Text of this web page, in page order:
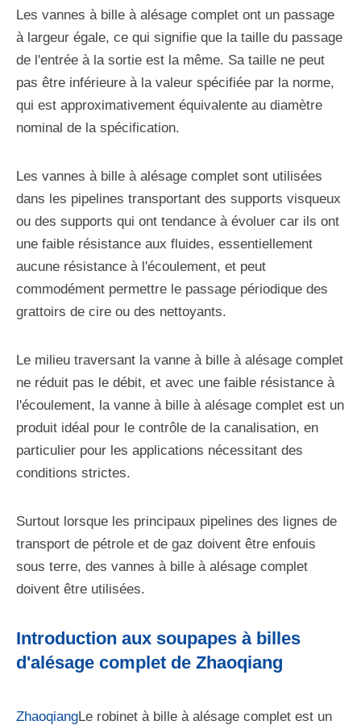
Les vannes à bille à alésage complet ont un passage
à largeur égale, ce qui signifie que la taille du passage
de l'entrée à la sortie est la même. Sa taille ne peut
pas être inférieure à la valeur spécifiée par la norme,
qui est approximativement équivalente au diamètre
nominal de la spécification.
Les vannes à bille à alésage complet sont utilisées
dans les pipelines transportant des supports visqueux
ou des supports qui ont tendance à évoluer car ils ont
une faible résistance aux fluides, essentiellement
aucune résistance à l'écoulement, et peut
commodément permettre le passage périodique des
grattoirs de cire ou des nettoyants.
Le milieu traversant la vanne à bille à alésage complet
ne réduit pas le débit, et avec une faible résistance à
l'écoulement, la vanne à bille à alésage complet est un
produit idéal pour le contrôle de la canalisation, en
particulier pour les applications nécessitant des
conditions strictes.
Surtout lorsque les principaux pipelines des lignes de
transport de pétrole et de gaz doivent être enfouis
sous terre, des vannes à bille à alésage complet
doivent être utilisées.
Introduction aux soupapes à billes
d'alésage complet de Zhaoqiang
ZhaoqiangLe robinet à bille à alésage complet est un